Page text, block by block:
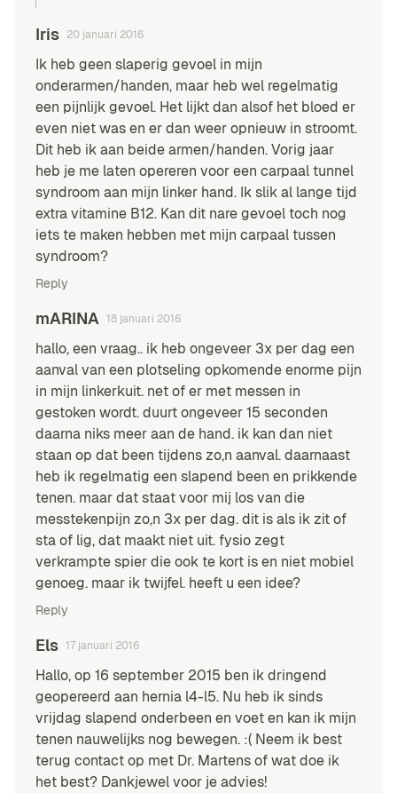
Iris 20 januari 2016
Ik heb geen slaperig gevoel in mijn
onderarmen/handen, maar heb wel regelmatig
een pijnlijk gevoel. Het lijkt dan alsof het bloed er
even niet was en er dan weer opnieuw in stroomt.
Dit heb ik aan beide armen/handen. Vorig jaar
heb je me laten opereren voor een carpaal tunnel
syndroom aan mijn linker hand. Ik slik al lange tijd
extra vitamine B12. Kan dit nare gevoel toch nog
iets te maken hebben met mijn carpaal tussen
syndroom?
Reply
mARINA 18 januari 2016
hallo, een vraag.. ik heb ongeveer 3x per dag een
aanval van een plotseling opkomende enorme pijn
in mijn linkerkuit. net of er met messen in
gestoken wordt. duurt ongeveer 15 seconden
daarna niks meer aan de hand. ik kan dan niet
staan op dat been tijdens zo,n aanval. daarnaast
heb ik regelmatig een slapend been en prikkende
tenen. maar dat staat voor mij los van die
messtekenpijn zo,n 3x per dag. dit is als ik zit of
sta of lig, dat maakt niet uit. fysio zegt
verkrampte spier die ook te kort is en niet mobiel
genoeg. maar ik twijfel. heeft u een idee?
Reply
Els 17 januari 2016
Hallo, op 16 september 2015 ben ik dringend
geopereerd aan hernia l4-l5. Nu heb ik sinds
vrijdag slapend onderbeen en voet en kan ik mijn
tenen nauwelijks nog bewegen. :( Neem ik best
terug contact op met Dr. Martens of wat doe ik
het best? Dankjewel voor je advies!